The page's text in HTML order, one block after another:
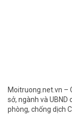
Moitruong.net.vn –
sở, ngành và UBND
phòng, chống dịch